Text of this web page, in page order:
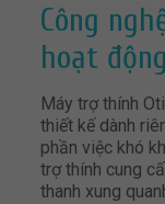
Công
hoạt
Máy trợ thính
thiết kế dành
phần việc khó
trợ thính cung
thanh xung